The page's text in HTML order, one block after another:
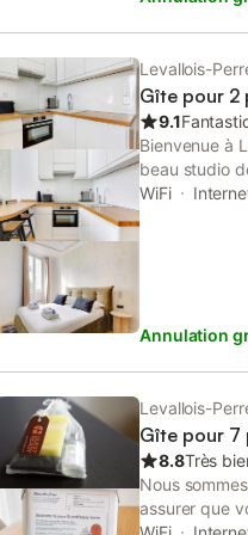
Levallois-
Gîte pour 2
9.1
Bienvenue à
beau studio
l'appartement
WiFi
Annulation
Levallois-
Gîte pour 7
8.8Très
Nous
assurer que